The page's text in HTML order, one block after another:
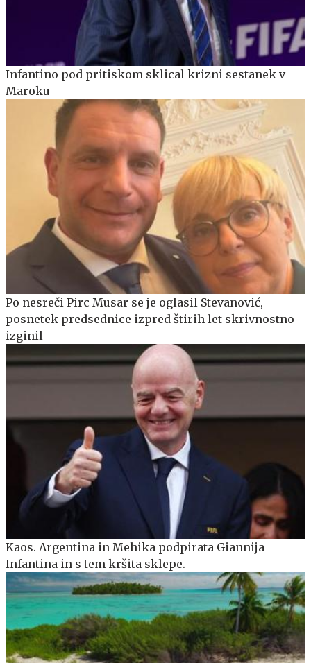
Infantino pod pritiskom sklical krizni sestanek v
Maroku
Po nesreči Pirc Musar se je oglasil Stevanović,
posnetek predsednice izpred štirih let skrivnostno
izginil
Kaos. Argentina in Mehika podpirata Giannija
Infantina in s tem kršita sklepe.